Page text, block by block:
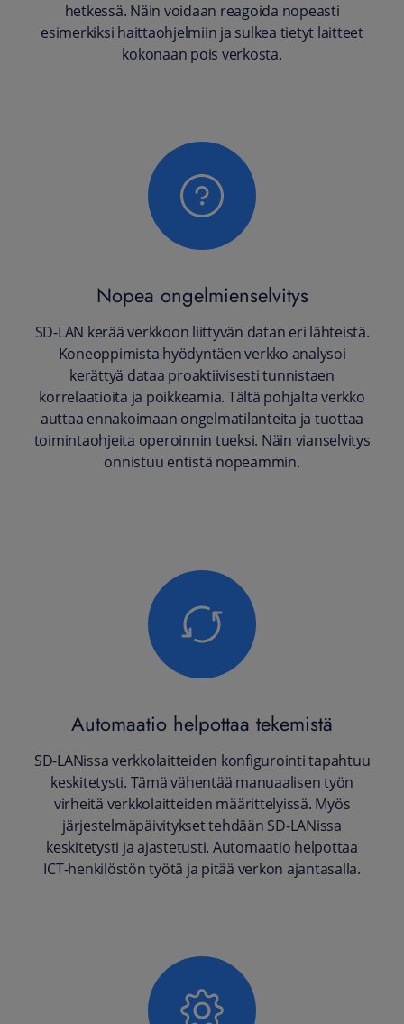
hetkessä. Näin voidaan reagoida nopeasti
esimerkiksi haittaohjelmiin ja sulkea tietyt laitteet
kokonaan pois verkosta.
Nopea ongelmienselvitys
SD-LAN kerää verkkoon liittyvän datan eri lähteistä.
Koneoppimista hyödyntäen verkko analysoi
kerättyä dataa proaktiivisesti tunnistaen
korrelaatioita ja poikkeamia. Tältä pohjalta verkko
auttaa ennakoimaan ongelmatilanteita ja tuottaa
toimintaohjeita operoinnin tueksi. Näin vianselvitys
onnistuu entistä nopeammin.
Automaatio helpottaa tekemistä
SD-LANissa verkkolaitteiden konfigurointi tapahtuu
keskitetysti. Tämä vähentää manuaalisen työn
virheitä verkkolaitteiden määrittelyissä. Myös
järjestelmäpäivitykset tehdään SD-LANissa
keskitetysti ja ajastetusti. Automaatio helpottaa
ICT-henkilöstön työtä ja pitää verkon ajantasalla.